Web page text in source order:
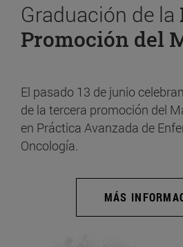
Graduación de la
Promoción del
El pasado 13 de junio
de la tercera promoción del
en Práctica Avanzada de
Oncología.
MÁS